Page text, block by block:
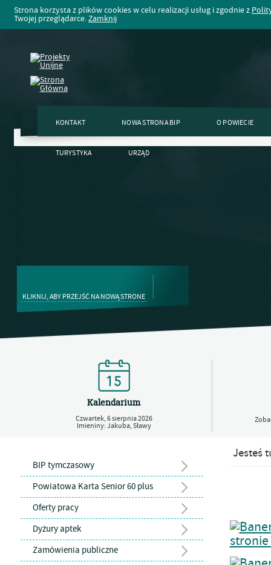
Strona korzysta z plików cookies w celu realizacji usług i zgodnie z
Twojej przeglądarce.Zamknij
KONTAKT NOWA STRONA BIP O POWIECIE
TURYSTYKA URZĄD
KLIKNIJ, ABY PRZEJŚĆ NA NOWĄ STRONE
Kalendarium
Czwartek,6sierpnia2026
Imieniny: Jakuba, Sławy
BIP tymczasowy
Powiatowa Karta Senior 60 plus
Oferty pracy
Dyżury aptek
Zamówienia publiczne
Jesteś